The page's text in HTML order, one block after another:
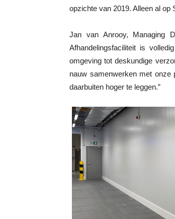
opzichte van 2019. Alleen al op
Jan van Anrooy, Managing
Afhandelingsfaciliteit is
omgeving tot deskundige
nauw samenwerken met
daarbuiten hoger te leggen.”